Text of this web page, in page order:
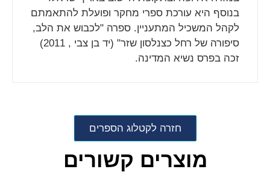
בנוסף היא עורכת ספרי מחקר ופועלת להתאמתם
לקהל המשכיל המתעניין. ספרה "לכבוש את הלב,
סיפורה של רחל כצנלסון שזר" (יד בן צבי , 2011)
זכה בפרס נשיא המדינה.
חזרה לקטלוג הספרים
מוצרים קשורים